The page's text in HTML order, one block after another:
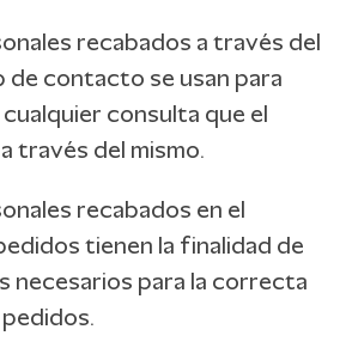
recabados a través del
de contacto se usan para
consulta que el
través del mismo.
recabados en el
tienen la finalidad de
necesarios para la correcta